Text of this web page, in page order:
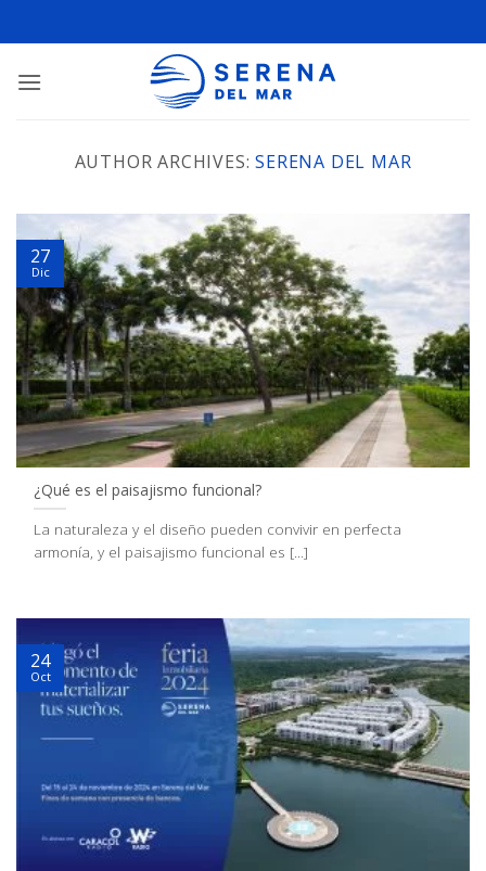
AUTHOR ARCHIVES:SERENA DEL MAR
¿Qué es el paisajismo funcional?
La naturaleza y el diseño pueden convivir en perfecta
armonía, y el paisajismo funcional es [...]
27
Dic
24
Oct